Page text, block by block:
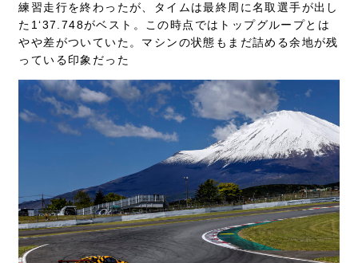
練習走行を終わったが、タイムは最終周に名取選手が出し
た1‘37.748がベスト。この時点ではトップグループとは
やや差がついていた。マシンの状態もまだ詰める余地が残
っている印象だった